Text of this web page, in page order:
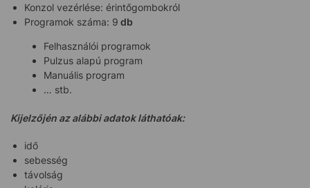
Konzol vezérlése: érintőgombokról
Programok száma: 9 db
Felhasználói programok
Pulzus alapú program
Manuális program
… stb.
Kijelzőjén az alábbi adatok láthatóak:
idő
sebesség
távolság